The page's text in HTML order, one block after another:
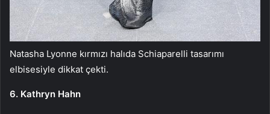
Natasha Lyonne kırmızı halıda Schiaparelli tasarımı
elbisesiyle dikkat çekti.
6. Kathryn Hahn